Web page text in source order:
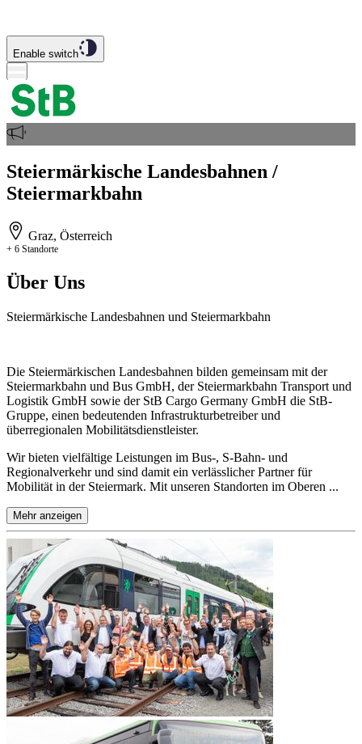
Enable switch
Steiermärkische Landesbahnen /
Steiermarkbahn
Graz, Österreich
+ 6 Standorte
Über Uns
Steiermärkische Landesbahnen und Steiermarkbahn
Die Steiermärkischen Landesbahnen bilden gemeinsam mit der
Steiermarkbahn und Bus GmbH, der Steiermarkbahn Transport und
Logistik GmbH sowie der StB Cargo Germany GmbH die StB-
Gruppe, einen bedeutenden Infrastrukturbetreiber und
überregionalen Mobilitätsdienstleister.
Wir bieten vielfältige Leistungen im Bus-, S-Bahn- und
Regionalverkehr und sind damit ein verlässlicher Partner für
Mobilität in der Steiermark. Mit unseren Standorten im Oberen ...
Mehr anzeigen